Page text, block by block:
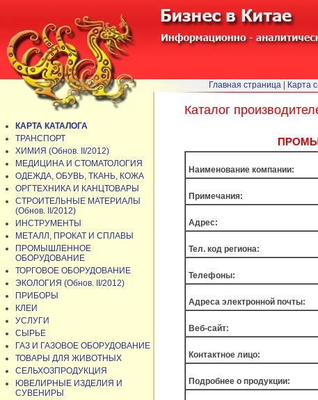
Каталог
Наименование компании:
Примечания:
Адрес:
Тел. код региона:
Телефоны:
Адреса электронной почты:
Веб-сайт:
Контактное лицо:
Подробнее о продукции:
Главная страница Карта
КАРТА КАТАЛОГА
ТРАНСПОРТ
ХИМИЯ (Обнов. II/2012)
МЕДИЦИНА И СТОМАТОЛОГИЯ
ОДЕЖДА, ОБУВЬ, ТКАНЬ, КОЖА
ОРГТЕХНИКА И КАНЦТОВАРЫ
СТРОИТЕЛЬНЫЕ МАТЕРИАЛЫ
(Обнов. II/2012)
ИНСТРУМЕНТЫ
МЕТАЛЛ, ПРОКАТ И СПЛАВЫ
ПРОМЫШЛЕННОЕ
ОБОРУДОВАНИЕ
ТОРГОВОЕ ОБОРУДОВАНИЕ
ЭКОЛОГИЯ (Обнов. II/2012)
ПРИБОРЫ
КЛЕИ
УСЛУГИ
СЫРЬЕ
ГАЗ И ГАЗОВОЕ ОБОРУДОВАНИЕ
ТОВАРЫ ДЛЯ ЖИВОТНЫХ
СЕЛЬХОЗПРОДУКЦИЯ
ЮВЕЛИРНЫЕ ИЗДЕЛИЯ И
СУВЕНИРЫ